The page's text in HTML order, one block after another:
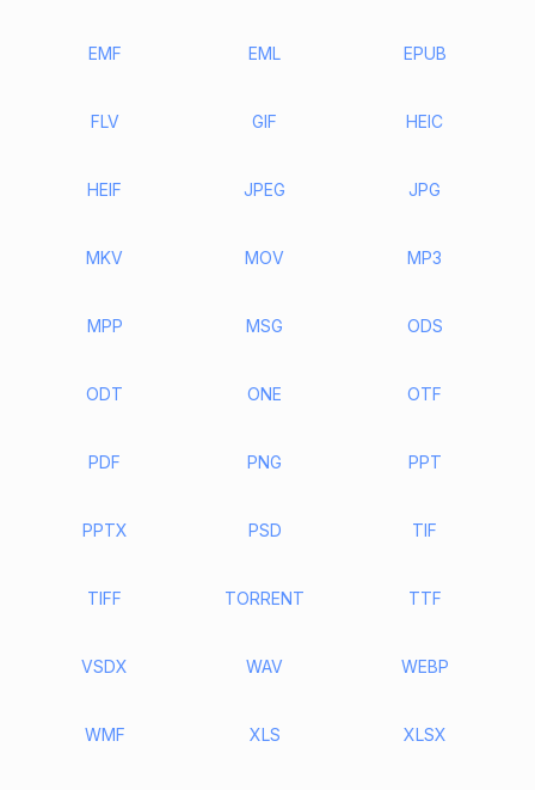
EMF EML EPUB
FLV GIF HEIC
HEIF JPEG JPG
MKV MOV MP3
MPP MSG ODS
ODT ONE OTF
PDF PNG PPT
PPTX PSD TIF
TIFF TORRENT TTF
VSDX WAV WEBP
WMF XLS XLSX